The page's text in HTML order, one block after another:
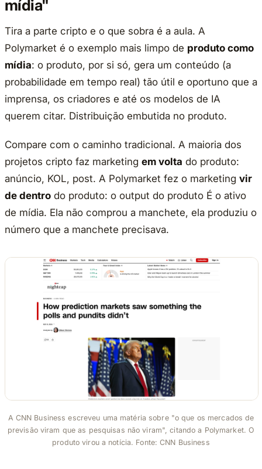
mídia"
Tira a parte cripto e o que sobra é a aula. A
Polymarket é o exemplo mais limpo de produto como
mídia: o produto, por si só, gera um conteúdo (a
probabilidade em tempo real) tão útil e oportuno que a
imprensa, os criadores e até os modelos de IA
querem citar. Distribuição embutida no produto.
Compare com o caminho tradicional. A maioria dos
projetos cripto faz marketing em volta do produto:
anúncio, KOL, post. A Polymarket fez o marketing vir
de dentro do produto: o output do produto É o ativo
de mídia. Ela não comprou a manchete, ela produziu o
número que a manchete precisava.
A CNN Business escreveu uma matéria sobre "o que os mercados de
previsão viram que as pesquisas não viram", citando a Polymarket. O
produto virou a notícia. Fonte: CNN Business